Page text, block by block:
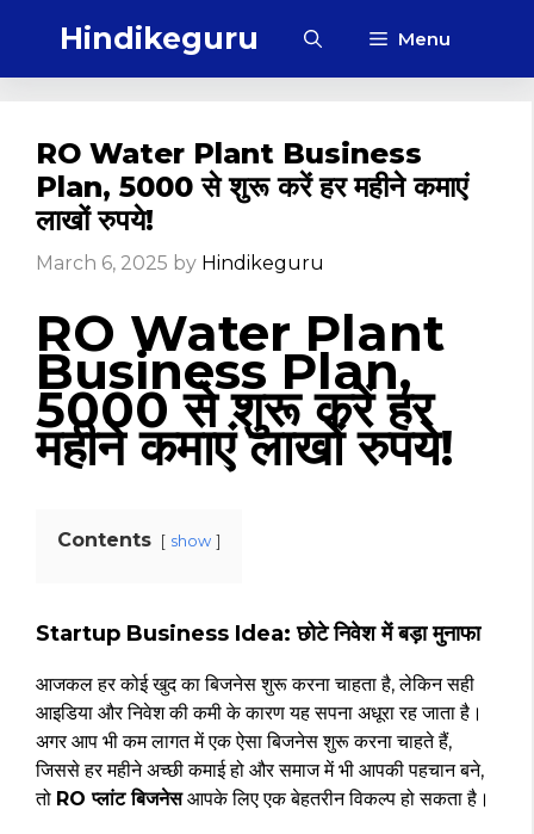
Hindikeguru Menu
RO Water Plant Business
Plan, ₹5000 से शुरू करें हर महीने कमाएं
लाखों रुपये!
March 6, 2025 by Hindikeguru
RO Water Plant
Business Plan,
₹5000 से शुरू करें हर
महीने कमाएं लाखों रुपये!
Contents show
Startup Business Idea: छोटे निवेश में बड़ा मुनाफा
आजकल हर कोई खुद का बिजनेस शुरू करना चाहता है, लेकिन सही
आइडिया और निवेश की कमी के कारण यह सपना अधूरा रह जाता है।
अगर आप भी कम लागत में एक ऐसा बिजनेस शुरू करना चाहते हैं,
जिससे हर महीने अच्छी कमाई हो और समाज में भी आपकी पहचान बने,
तो RO प्लांट बिजनेसआपके लिए एक बेहतरीन विकल्प हो सकता है।